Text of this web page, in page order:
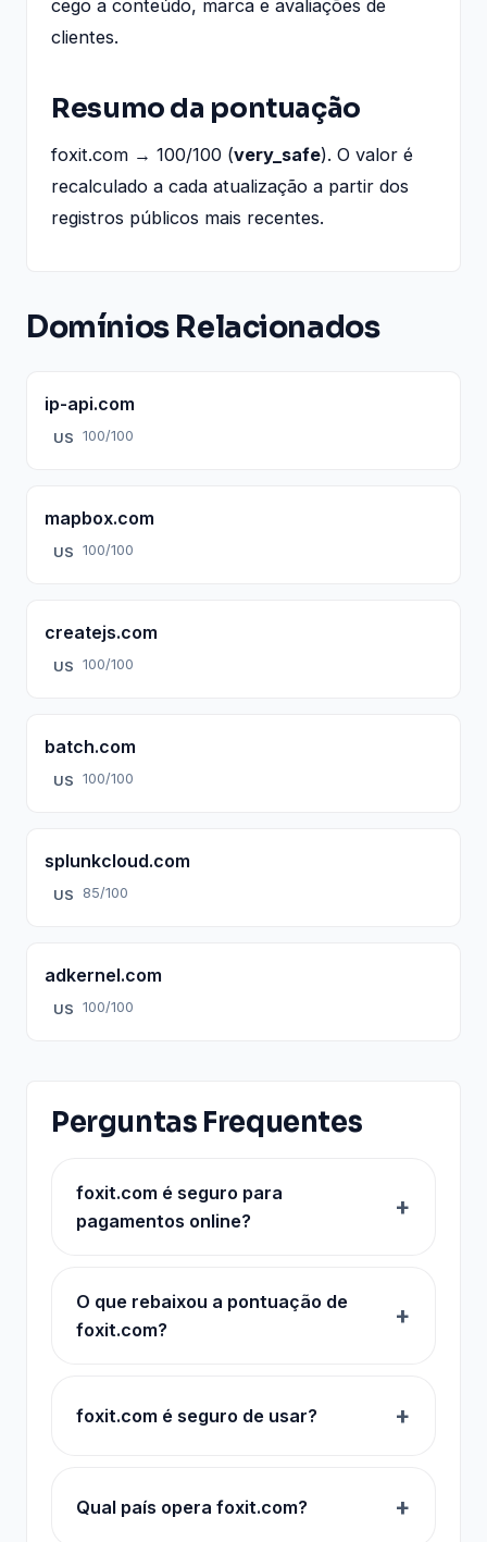
cego a conteúdo, marca e avaliações de
clientes.
Resumo da pontuação
foxit.com → 100/100 (very_safe). O valor é
recalculado a cada atualização a partir dos
registros públicos mais recentes.
Domínios Relacionados
ip-api.com
US 100/100
mapbox.com
US 100/100
createjs.com
US 100/100
batch.com
US 100/100
splunkcloud.com
US 85/100
adkernel.com
US 100/100
Perguntas Frequentes
foxit.com é seguro para
pagamentos online?
O que rebaixou a pontuação de
foxit.com?
foxit.com é seguro de usar?
Qual país opera foxit.com?